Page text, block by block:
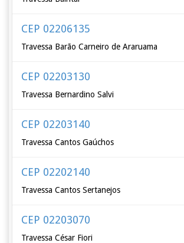
CEP 02206135
Travessa Barão Carneiro de Araruama
CEP 02203130
Travessa Bernardino Salvi
CEP 02203140
Travessa Cantos Gaúchos
CEP 02202140
Travessa Cantos Sertanejos
CEP 02203070
Travessa César Fiori